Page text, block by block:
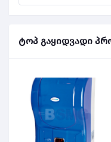
ტოპ გაყიდვადი